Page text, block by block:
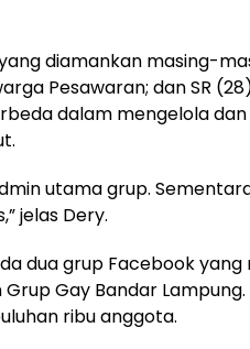
diamankan masing-
Pesawaran; dan SR
dalam mengelola
utama grup.
jelas Dery.
dua grup Facebook
Gay Bandar
ribu anggota.